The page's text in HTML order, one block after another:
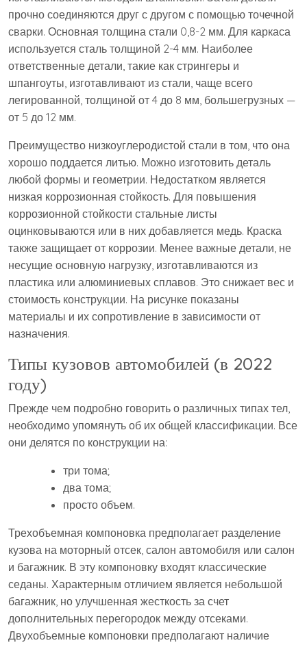
прочно соединяются друг с другом с помощью точечной
сварки. Основная толщина стали 0,8-2 мм. Для каркаса
используется сталь толщиной 2-4 мм. Наиболее
ответственные детали, такие как стрингеры и
шпангоуты, изготавливают из стали, чаще всего
легированной, толщиной от 4 до 8 мм, большегрузных —
от 5 до 12 мм.
Преимущество низкоуглеродистой стали в том, что она
хорошо поддается литью. Можно изготовить деталь
любой формы и геометрии. Недостатком является
низкая коррозионная стойкость. Для повышения
коррозионной стойкости стальные листы
оцинковываются или в них добавляется медь. Краска
также защищает от коррозии. Менее важные детали, не
несущие основную нагрузку, изготавливаются из
пластика или алюминиевых сплавов. Это снижает вес и
стоимость конструкции. На рисунке показаны
материалы и их сопротивление в зависимости от
назначения.
Типы кузовов автомобилей (в 2022
году)
Прежде чем подробно говорить о различных типах тел,
необходимо упомянуть об их общей классификации. Все
они делятся по конструкции на:
три тома;
два тома;
просто объем.
Трехобъемная компоновка предполагает разделение
кузова на моторный отсек, салон автомобиля или салон
и багажник. В эту компоновку входят классические
седаны. Характерным отличием является небольшой
багажник, но улучшенная жесткость за счет
дополнительных перегородок между отсеками.
Двухобъемные компоновки предполагают наличие